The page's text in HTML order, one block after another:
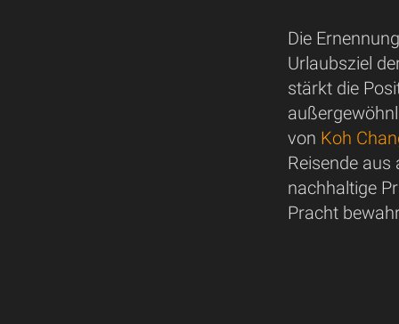
Die
Urlaubsziel
stärkt die
von Koh
Reisende aus
nachhaltige
Pracht